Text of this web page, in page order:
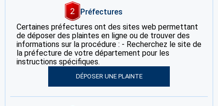
2
Préfectures
Certaines préfectures ont des sites web permettant
de déposer des plaintes en ligne ou de trouver des
informations sur la procédure : - Recherchez le site de
la préfecture de votre département pour les
instructions spécifiques.
DÉPOSER UNE PLAINTE